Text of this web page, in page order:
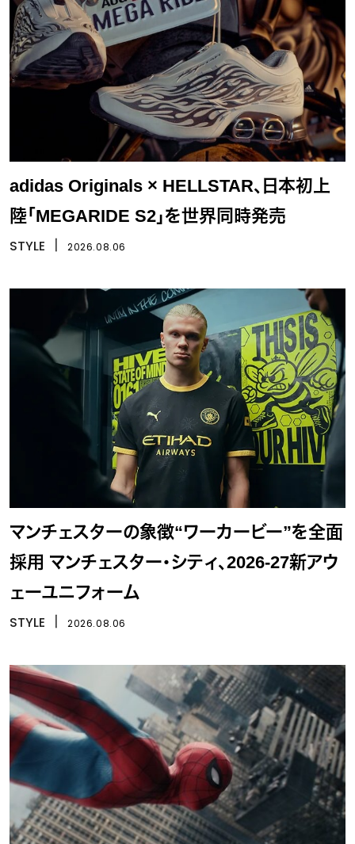
adidas Originals × HELLSTAR、日本初上
陸「MEGARIDE S2」を世界同時発売
STYLE 2026.08.06
マンチェスターの象徴“ワーカービー”を全面
採用 マンチェスター・シティ、2026-27新アウ
ェーユニフォーム
STYLE 2026.08.06